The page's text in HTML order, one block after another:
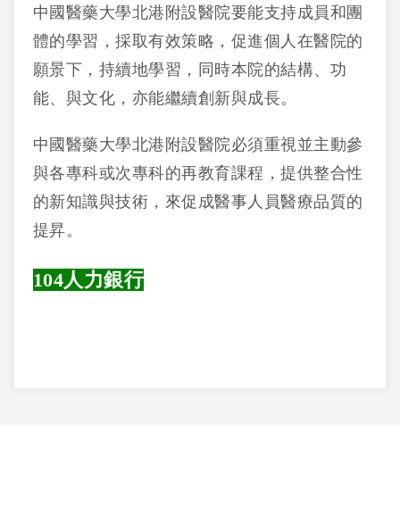
中國醫藥大學北港附設醫院要能支持成員和團
體的學習，採取有效策略，促進個人在醫院的
願景下，持續地學習，同時本院的結構、功
能、與文化，亦能繼續創新與成長。
中國醫藥大學北港附設醫院必須重視並主動參
與各專科或次專科的再教育課程，提供整合性
的新知識與技術，來促成醫事人員醫療品質的
提昇。
104人力銀行